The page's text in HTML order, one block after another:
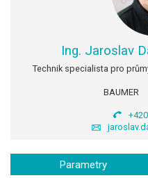
Ing. Jaroslav
Technik specialista pro
BAUMER
Parametry